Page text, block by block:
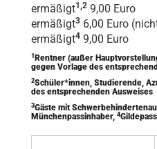
ermäßigt1,2 9,00 Euro
ermäßigt3 6,00 Euro
ermäßigt4 9,00 Euro
1 Rentner (außer
gegen Vorlage des
2Schüler*innen, Studierende,
des entsprechenden Ausweises
3Gäste mit
Münchenpassinhaber, 4Gildepass